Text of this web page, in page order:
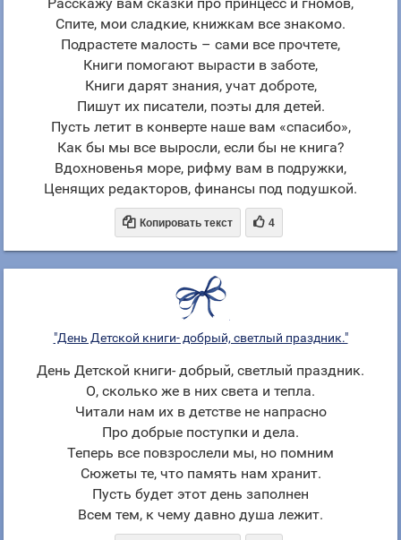
Спите, мои сладкие, книжкам все знакомо.
Подрастете малость – сами все прочтете,
Книги помогают вырасти в заботе,
Книги дарят знания, учат доброте,
Пишут их писатели, поэты для детей.
Пусть летит в конверте наше вам «спасибо»,
Как бы мы все выросли, если бы не книга?
Вдохновенья море, рифму вам в подружки,
Ценящих редакторов, финансы под подушкой.
 Копировать текст  4
"День Детской книги- добрый, светлый праздник."
День Детской книги- добрый, светлый праздник.
О, сколько же в них света и тепла.
Читали нам их в детстве не напрасно
Про добрые поступки и дела.
Теперь все повзрослели мы, но помним
Сюжеты те, что память нам хранит.
Пусть будет этот день заполнен
Всем тем, к чему давно душа лежит.